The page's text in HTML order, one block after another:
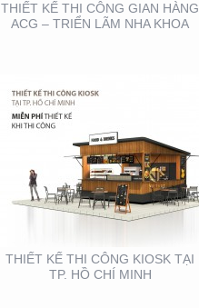
THIẾT KẾ THI CÔNG GIAN HÀNG
ACG – TRIỂN LÃM NHA KHOA
THIẾT KẾ THI CÔNG KIOSK TẠI
TP. HỒ CHÍ MINH
THIẾT KẾ SẢN XUẤT
BOOTH SAMPLING TẠI
TP. HỒ CHÍ MINH